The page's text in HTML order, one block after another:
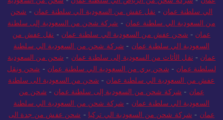
الي سلطنة عمان - نقل عفش من السعودية الي سلطنة عمان - شحن
من السعودية الي سلطنة عمان - شركة شحن من السعودية إلى سلطنة
عمان - شحن عفش من السعودية الي سلطنة عمان - نقل عفش من
السعودية الي سلطنة عمان - شركة شحن من السعودية الي سلطنة
عمان - نقل الأثاث من السعودية إلى سلطنة عمان - شحن من السعودية
لسلطنة عمان - شحن بري من السعودية الي سلطنة عمان - شحن ونقل
عفش من السعودية الي سلطنة عمان - شحن من السعودية الى سلطنة
عمان - شركة شحن من السعودية إلى سلطنة عمان - شحن من
السعودية الي سلطنة عمان - شركة شحن من السعودية الي سلطنة
عمان - شركة شحن من السعودية الي تركيا - شحن عفش من جدة الى